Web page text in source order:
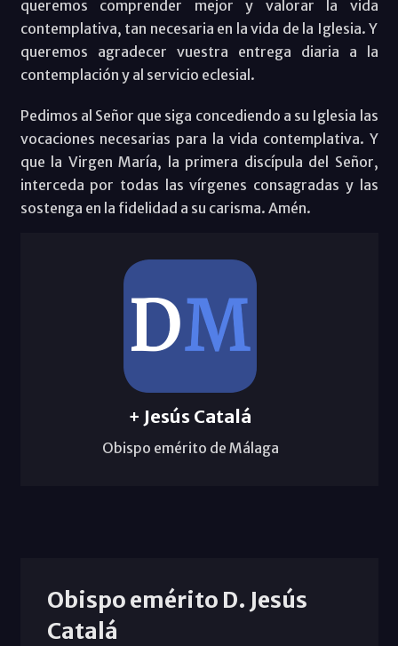
queremos comprender mejor y valorar la vida
contemplativa, tan necesaria en la vida de la Iglesia. Y
queremos agradecer vuestra entrega diaria a la
contemplación y al servicio eclesial.
Pedimos al Señor que siga concediendo a su Iglesia las
vocaciones necesarias para la vida contemplativa. Y
que la Virgen María, la primera discípula del Señor,
interceda por todas las vírgenes consagradas y las
sostenga en la fidelidad a su carisma. Amén.
+ Jesús Catalá
Obispo emérito de Málaga
Obispo emérito D. Jesús
Catalá